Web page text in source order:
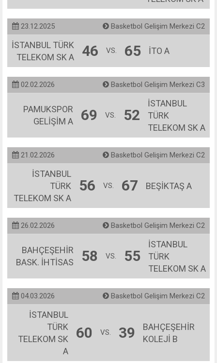
23.12.2025 Basketbol Gelişim Merkezi C2
İSTANBUL TÜRK
TELEKOM SK A
46 VS. 65 İTO A
02.02.2026 Basketbol Gelişim Merkezi C3
PAMUKSPOR
GELİŞİM A
69 VS. 52
İSTANBUL
TÜRK
TELEKOM SK A
21.02.2026 Basketbol Gelişim Merkezi C2
İSTANBUL
TÜRK
TELEKOM SK A
56 VS. 67 BEŞİKTAŞ A
26.02.2026 Basketbol Gelişim Merkezi C2
BAHÇEŞEHİR
BASK. İHTİSAS
58 VS. 55
İSTANBUL
TÜRK
TELEKOM SK A
04.03.2026 Basketbol Gelişim Merkezi C2
İSTANBUL
TÜRK
TELEKOM SK
A
60 VS. 39
BAHÇEŞEHİR
KOLEJİ B